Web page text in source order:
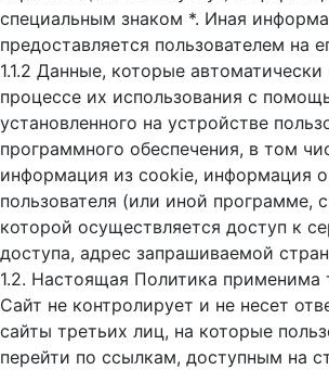
специальным знаком *. Иная
предоставляется пользователем на
1.1.2 Данные, которые
процессе их использования с
установленного на устройстве
программного обеспечения, в том
информация из cookie, информация о
пользователя (или иной программе,
которой осуществляется доступ к
доступа, адрес запрашиваемой
1.2. Настоящая Политика применима
Сайт не контролирует и не несет
сайты третьих лиц, на которые
перейти по ссылкам, доступным на